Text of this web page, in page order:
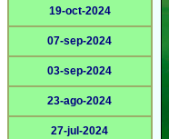
19-oct-2024
07-sep-2024
03-sep-2024
23-ago-2024
27-jul-2024